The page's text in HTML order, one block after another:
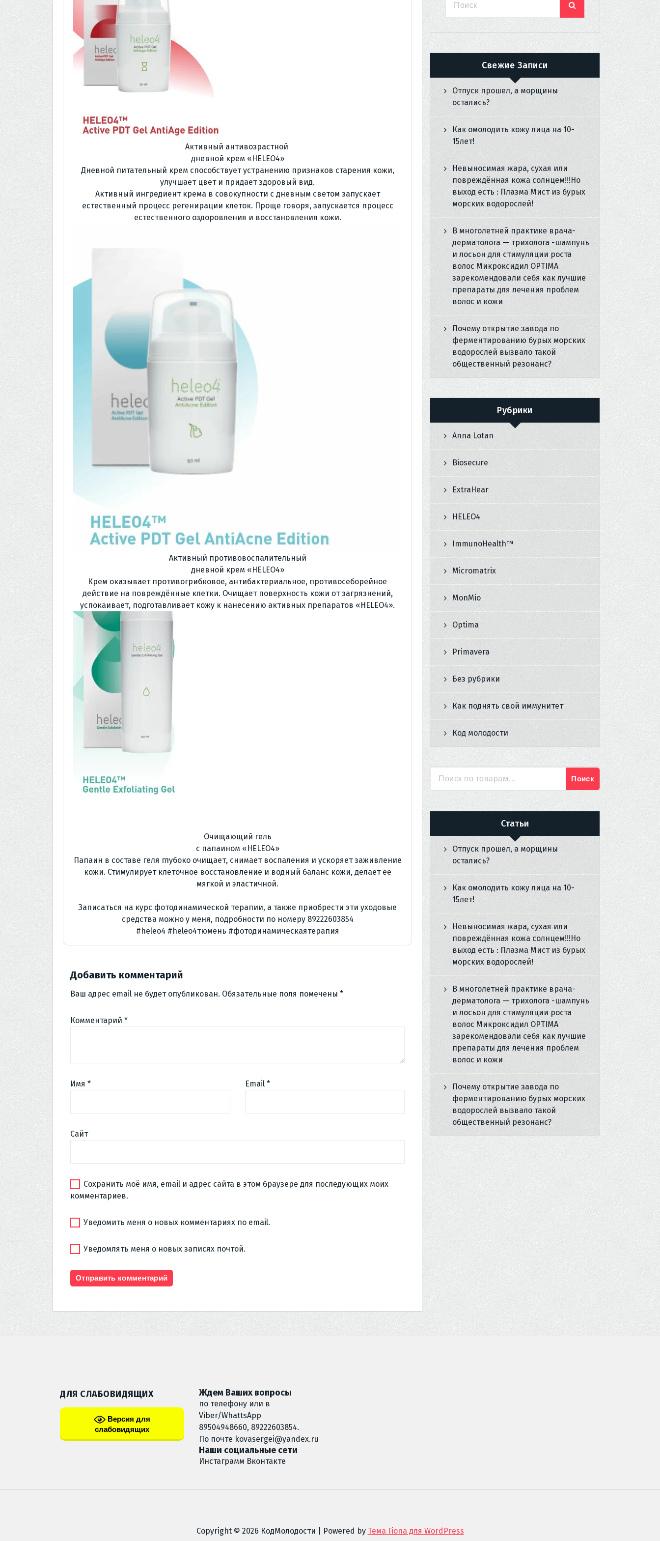
Активный антивозрастной
дневной крем «HELEO4»
Дневной питательный крем способствует устранению признаков старения кожи,
улучшает цвет и придает здоровый вид.
Активный ингредиент крема в совокупности с дневным светом запускает
естественный процесс регенирации клеток. Проще говоря, запускается процесс
естественного оздоровления и восстановления кожи.
Активный противовоспалительный
дневной крем «HELEO4»
Крем оказывает противогрибковое, антибактериальное, противосеборейное
действие на повреждённые клетки. Очищает поверхность кожи от загрязнений,
успокаивает, подготавливает кожу к нанесению активных препаратов «HELEO4».
Очищающий гель
с папаином «HELEO4»
Папаин в составе геля глубоко очищает, снимает воспаления и ускоряет заживление
кожи. Стимулирует клеточное восстановление и водный баланс кожи, делает ее
мягкой и эластичной.
Записаться на курс фотодинамической терапии, а также приобрести эти уходовые
средства можно у меня, подробности по номеру 89222603854
#heleo4 #heleo4тюмень #фотодинамическаятерапия
Добавить комментарий
Ваш адрес email не будет опубликован. Обязательные поля помечены *
Комментарий *
Имя * Email *
Сайт
Сохранить моё имя, email и адрес сайта в этом браузере для последующих моих
комментариев.
Уведомить меня о новых комментариях по email.
Уведомлять меня о новых записях почтой.
Свежие Записи
Отпуск прошел, а морщины
остались?
Как омолодить кожу лица на 10-
15лет!
Невыносимая жара, сухая или
повреждённая кожа солнцем!!!Но
выход есть : Плазма Мист из бурых
морских водорослей!
В многолетней практике врача-
дерматолога — трихолога -шампунь
и лосьон для стимуляции роста
волос Микроксидил OPTIMA
зарекомендовали себя как лучшие
препараты для лечения проблем
волос и кожи
Почему открытие завода по
ферментированию бурых морских
водорослей вызвало такой
общественный резонанс?
Рубрики
Anna Lotan
Biosecure
ExtraHear
HELEO4
ImmunoHealth™
Micromatrix
MonMio
Optima
Primavera
Без рубрики
Как поднять свой иммунитет
Код молодости
Искать:
Поиск
Статьи
Отпуск прошел, а морщины
остались?
Как омолодить кожу лица на 10-
15лет!
Невыносимая жара, сухая или
повреждённая кожа солнцем!!!Но
выход есть : Плазма Мист из бурых
морских водорослей!
В многолетней практике врача-
дерматолога — трихолога -шампунь
и лосьон для стимуляции роста
волос Микроксидил OPTIMA
зарекомендовали себя как лучшие
препараты для лечения проблем
волос и кожи
Почему открытие завода по
ферментированию бурых морских
водорослей вызвало такой
общественный резонанс?
ДЛЯ СЛАБОВИДЯЩИХ
Версия для
слабовидящих
Ждем Ваших вопросы
по телефону или в
Viber/WhattsApp
89504948660, 89222603854.
По почте kovasergei@yandex.ru
Наши социальные сети
Инстаграмм Вконтакте
Copyright © 2026 КодМолодости | Powered by Тема Fiona для WordPress